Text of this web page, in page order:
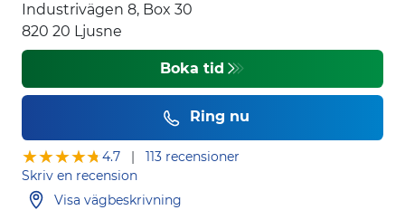
Industrivägen 8, Box 30
820 20 Ljusne
Boka tid
Ring nu
★★★★★
★★★★★4.7 |113 recensioner
Skriv en recension
Visa vägbeskrivning